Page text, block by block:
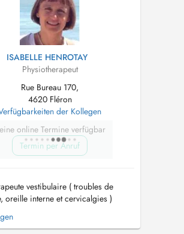
ISABELLE HENROTAY
Physiotherapeut
Rue Bureau 170,
4620 Fléron
der Kollegen
online Termine verfügbar
Termin per Anruf
vestibulaire ( troubles de
oreille interne et cervicalgies )
à Chaudfontaine (Ninane) 4050
Prises de RDV par tel: